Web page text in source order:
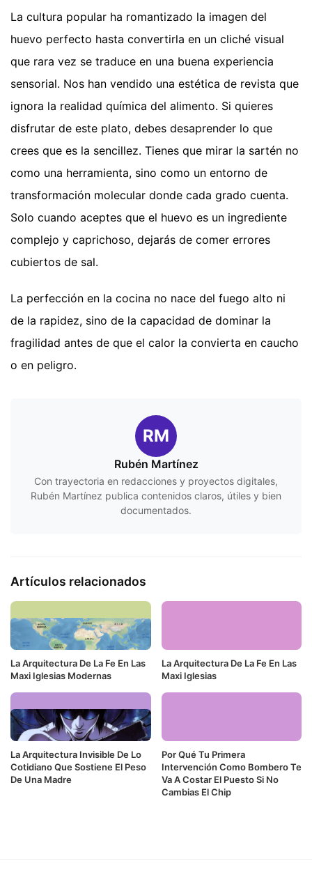
La cultura popular ha romantizado la imagen del
huevo perfecto hasta convertirla en un cliché visual
que rara vez se traduce en una buena experiencia
sensorial. Nos han vendido una estética de revista que
ignora la realidad química del alimento. Si quieres
disfrutar de este plato, debes desaprender lo que
crees que es la sencillez. Tienes que mirar la sartén no
como una herramienta, sino como un entorno de
transformación molecular donde cada grado cuenta.
Solo cuando aceptes que el huevo es un ingrediente
complejo y caprichoso, dejarás de comer errores
cubiertos de sal.
La perfección en la cocina no nace del fuego alto ni
de la rapidez, sino de la capacidad de dominar la
fragilidad antes de que el calor la convierta en caucho
o en peligro.
RM
Rubén Martínez
Con trayectoria en redacciones y proyectos digitales,
Rubén Martínez publica contenidos claros, útiles y bien
documentados.
Artículos relacionados
La Arquitectura De La Fe En Las
Maxi Iglesias Modernas
La Arquitectura De La Fe En Las
Maxi Iglesias
La Arquitectura Invisible De Lo
Cotidiano Que Sostiene El Peso
De Una Madre
Por Qué Tu Primera
Intervención Como Bombero Te
Va A Costar El Puesto Si No
Cambias El Chip